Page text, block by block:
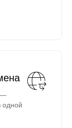
—
одной